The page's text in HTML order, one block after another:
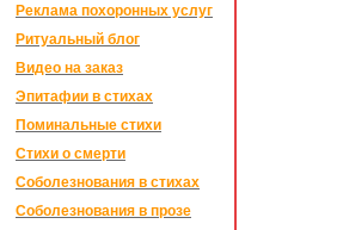
Реклама похоронных услуг
Ритуальный блог
Видео на заказ
Эпитафии в стихах
Поминальные стихи
Стихи о смерти
Соболезнования в стихах
Соболезнования в прозе